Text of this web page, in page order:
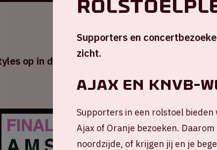
op in de Johan Cruijff ArenA
Do
+
Supporters en
zicht.
AJAX EN KNVB-
Supporters in een rolstoel bieden
Ajax of Oranje bezoeken.
noordzijde, of krijgen jij en je